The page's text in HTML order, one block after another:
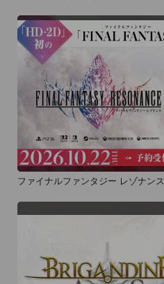
ファイナルファンタジー レゾナンス